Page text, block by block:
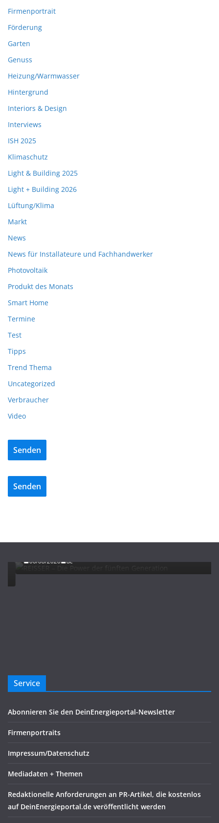
Firmenportrait
Förderung
Garten
Genuss
Heizung/Warmwasser
Hintergrund
Interiors & Design
Interviews
ISH 2025
Klimaschutz
Light & Building 2025
Light + Building 2026
Lüftung/Klima
Markt
News
News für Installateure und Fachhandwerker
Photovoltaik
Produkt des Monats
Smart Home
Termine
Test
Tipps
Trend Thema
Uncategorized
Verbraucher
Video
Senden
Senden
REISSER – Die Power der fünften Generation
06/08/2026 dc
Service
Abonnieren Sie den DeinEnergieportal-Newsletter
Firmenportraits
Impressum/Datenschutz
Mediadaten + Themen
Redaktionelle Anforderungen an PR-Artikel, die kostenlos
auf DeinEnergieportal.de veröffentlicht werden